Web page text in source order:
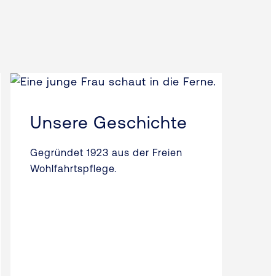
Unsere Geschichte
Gegründet 1923 aus der Freien
Wohlfahrtspflege.